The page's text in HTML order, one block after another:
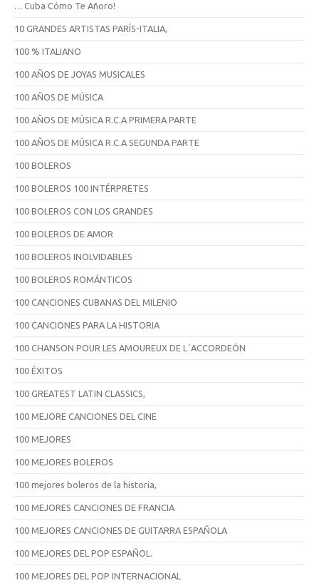
… Cuba Cómo Te Añoro!
10 GRANDES ARTISTAS PARÍS-ITALIA,
100 % ITALIANO
100 AÑOS DE JOYAS MUSICALES
100 AÑOS DE MÚSICA
100 AÑOS DE MÚSICA R.C.A PRIMERA PARTE
100 AÑOS DE MÚSICA R.C.A SEGUNDA PARTE
100 BOLEROS
100 BOLEROS 100 INTÉRPRETES
100 BOLEROS CON LOS GRANDES
100 BOLEROS DE AMOR
100 BOLEROS INOLVIDABLES
100 BOLEROS ROMÁNTICOS
100 CANCIONES CUBANAS DEL MILENIO
100 CANCIONES PARA LA HISTORIA
100 CHANSON POUR LES AMOUREUX DE L´ACCORDEÓN
100 ÉXITOS
100 GREATEST LATIN CLASSICS,
100 MEJORE CANCIONES DEL CINE
100 MEJORES
100 MEJORES BOLEROS
100 mejores boleros de la historia,
100 MEJORES CANCIONES DE FRANCIA
100 MEJORES CANCIONES DE GUITARRA ESPAÑOLA
100 MEJORES DEL POP ESPAÑOL.
100 MEJORES DEL POP INTERNACIONAL